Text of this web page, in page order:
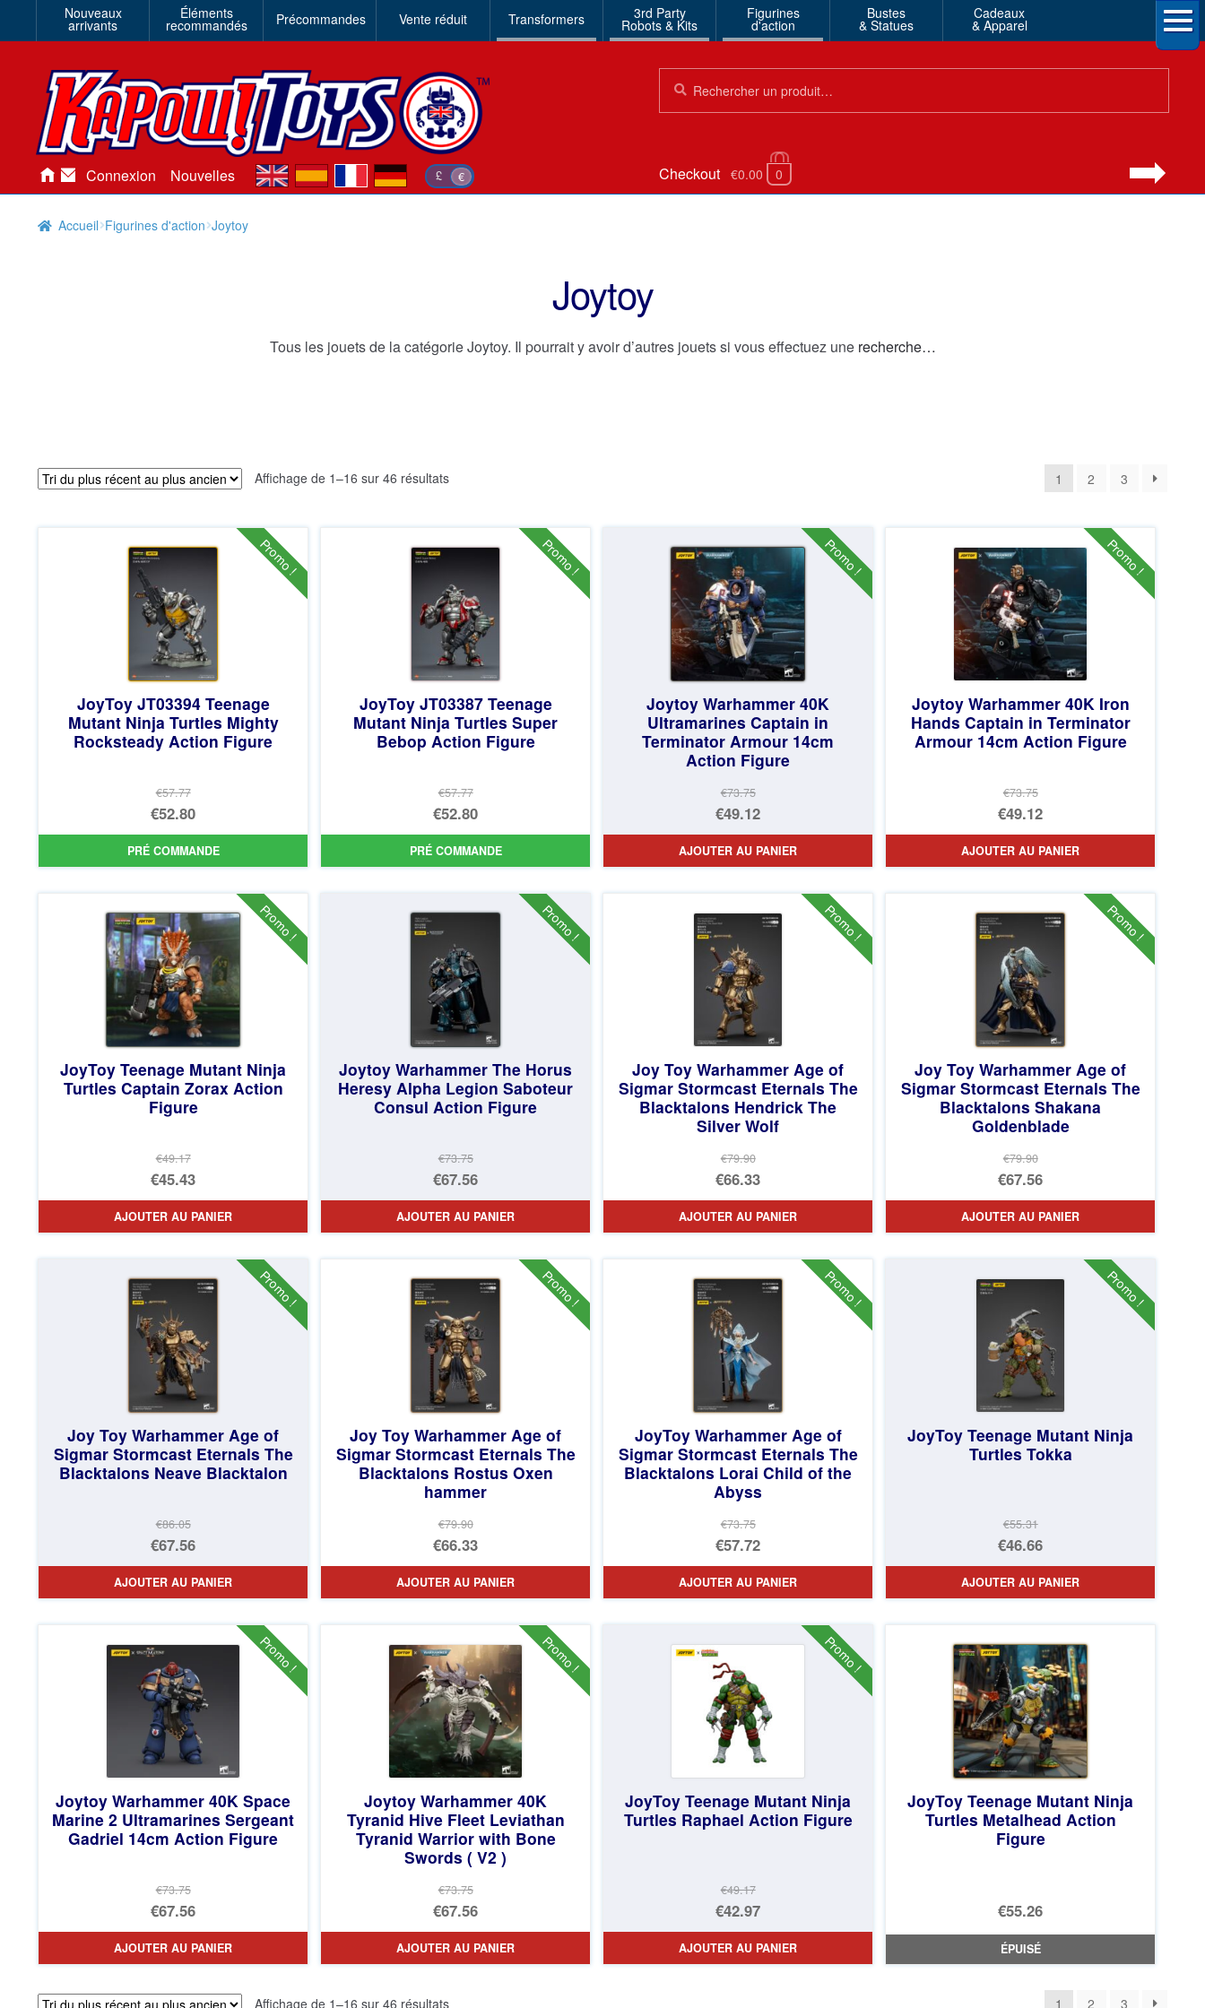
Nouveaux
arrivants
Éléments
recommandés Précommandes Vente réduit Transformers 3rd Party
Robots & Kits
Figurines
d'action
Bustes
& Statues
Cadeaux
& Apparel
Connexion Nouvelles £ €
en es de Checkout €0.00 0
Accueil Figurines d'action Joytoy
Joytoy
Tous les jouets de la catégorie Joytoy. Il pourrait y avoir d’autres jouets si vous effectuez une recherche…
Affichage de 1–16 sur 46 résultatsTrié
ancien
1 2 3
Promo !
JoyToy JT03394 Teenage
Mutant Ninja Turtles Mighty
Rocksteady Action Figure
€57.77
Le
prix
initial
€57.77.
€52.80
Le
prix
est :
€52.80.
PRÉ COMMANDE
Promo !
JoyToy JT03387 Teenage
Mutant Ninja Turtles Super
Bebop Action Figure
€57.77
Le
prix
initial
€57.77.
€52.80
Le
prix
est :
PRÉ COMMANDE
Promo !
Joytoy Warhammer 40K
Ultramarines Captain in
Terminator Armour 14cm
Action Figure
€73.75
Le
prix
initial
€73.75.
€49.12
Le
prix
est :
€49.12.
AJOUTER AU PANIER
Promo !
Joytoy Warhammer 40K Iron
Hands Captain in Terminator
Armour 14cm Action Figure
€73.75
Le
prix
initial
€73.75.
€49.12
Le
prix
est :
€49.12.
AJOUTER AU PANIER
Promo !
JoyToy Teenage Mutant Ninja
Turtles Captain Zorax Action
Figure
€49.17
Le
prix
initial
€49.17.
€45.43
Le
prix
est :
€45.43.
AJOUTER AU PANIER
Promo !
Joytoy Warhammer The Horus
Heresy Alpha Legion Saboteur
Consul Action Figure
€73.75
Le
prix
initial
€73.75.
€67.56
Le
prix
est :
€67.56.
AJOUTER AU PANIER
Promo !
Joy Toy Warhammer Age of
Sigmar Stormcast Eternals The
Blacktalons Hendrick The
Silver Wolf
€79.90
Le
prix
initial
€79.90.
€66.33
Le
prix
est :
€66.33.
AJOUTER AU PANIER
Promo !
Joy Toy Warhammer Age of
Sigmar Stormcast Eternals The
Blacktalons Shakana
Goldenblade
€79.90
Le
prix
initial
€79.90.
€67.56
Le
prix
est :
AJOUTER AU PANIER
Promo !
Joy Toy Warhammer Age of
Sigmar Stormcast Eternals The
Blacktalons Neave Blacktalon
€86.05
Le
prix
initial
€86.05.
€67.56
Le
prix
est :
€67.56.
AJOUTER AU PANIER
Promo !
Joy Toy Warhammer Age of
Sigmar Stormcast Eternals The
Blacktalons Rostus Oxen
hammer
€79.90
Le
prix
initial
€79.90.
€66.33
Le
prix
est :
€66.33.
AJOUTER AU PANIER
Promo !
JoyToy Warhammer Age of
Sigmar Stormcast Eternals The
Blacktalons Lorai Child of the
Abyss
€73.75
Le
prix
initial
€73.75.
€57.72
Le
prix
est :
AJOUTER AU PANIER
Promo !
JoyToy Teenage Mutant Ninja
Turtles Tokka
€55.31
Le
prix
initial
€55.31.
€46.66
Le
prix
est :
€46.66.
AJOUTER AU PANIER
Promo !
Joytoy Warhammer 40K Space
Marine 2 Ultramarines Sergeant
Gadriel 14cm Action Figure
€73.75
Le
prix
initial
€67.56
Le
prix
AJOUTER AU PANIER
Promo !
Joytoy Warhammer 40K
Tyranid Hive Fleet Leviathan
Tyranid Warrior with Bone
Swords ( V2 )
€73.75
Le
prix
initial
€67.56
Le
prix
AJOUTER AU PANIER
Promo !
JoyToy Teenage Mutant Ninja
Turtles Raphael Action Figure
€49.17
Le
prix
initial
€42.97
Le
prix
AJOUTER AU PANIER
JoyToy Teenage Mutant Ninja
Turtles Metalhead Action
Figure
€55.26
ÉPUISÉ
Affichage de 1–16 sur 46 résultatsTrié
1 2 3